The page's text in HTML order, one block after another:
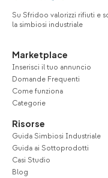
Su Sfridoo valorizzi rifiuti e
la simbiosi industriale
Marketplace
Inserisci il tuo annuncio
Domande Frequenti
Come funziona
Categorie
Risorse
Guida Simbiosi Industriale
Guida ai Sottoprodotti
Casi Studio
Blog